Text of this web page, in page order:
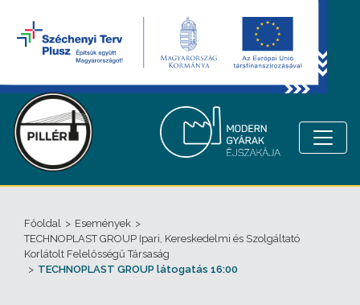
Főoldal > Események >
TECHNOPLAST GROUP Ipari, Kereskedelmi és Szolgáltató
Korlátolt Felelősségű Társaság
> TECHNOPLAST GROUP látogatás 16:00